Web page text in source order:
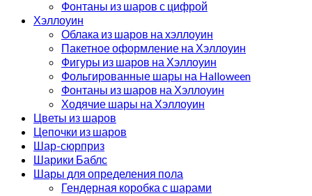
Фонтаны из шаров с цифрой
Хэллоуин
Облака из шаров на хэллоуин
Пакетное оформление на Хэллоуин
Фигуры из шаров на Хэллоуин
Фольгированные шары на Halloween
Фонтаны из шаров на Хэллоуин
Ходячие шары на Хэллоуин
Цветы из шаров
Цепочки из шаров
Шар-сюрприз
Шарики Баблс
Шары для определения пола
Гендерная коробка с шарами